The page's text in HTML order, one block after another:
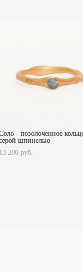
- позолоченное
шпинелью
13 200 pуб.